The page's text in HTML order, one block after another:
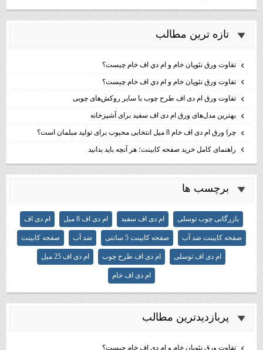
تازه ترين مطالب
تفاوت ورق نئوپان خام و ام دي اف خام چيست؟
تفاوت ورق نئوپان خام و ام دي اف خام چيست؟
تفاوت ورق ام دی اف طرح چوب با سایر روکش‌های چوبی
بهترین مدل‌های ورق ام دی اف سفید برای آشپزخانه
چرا ورق ام دی اف خام 8 میل انتخابی محبوب برای تولید مبلمان است؟
راهنمای کامل خرید صفحه کابینت؛ هر آنچه باید بدانید
برچسب ها
بازرگانی چوب توسلی ام دی اف سفید ام دی اف 8 میل ام دی اف
صفحه کابینت ضد آب صفحه کابینت 5 سانتی ضد آب صفحه کابینت
ام دی اف توسلی ام دی اف طرح چوب ام دی اف 25 میل
ام دی اف خام
پربازديدترين مطالب
تفاوت ورق نئوپان خام و ام دي اف خام چيست؟